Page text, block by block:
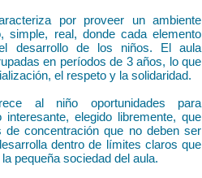
por proveer un ambiente
simple, real, donde cada elemento
desarrollo de los niños. El aula
en períodos de 3 años, lo que
el respeto y la solidaridad.
al niño oportunidades para
elegido libremente, que
de concentración que no deben ser
dentro de límites claros que
pequeña sociedad del aula.